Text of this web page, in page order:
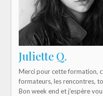
Juliette Q.
Merci pour cette formation,
formateurs, les rencontres,
Bon week end et j’espère